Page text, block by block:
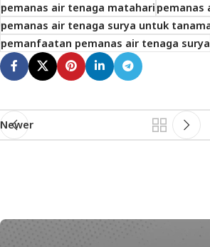
pemanas air tenaga mataharipemanas
pemanas air tenaga surya untuk
pemanfaatan pemanas air tenaga surya
Newer